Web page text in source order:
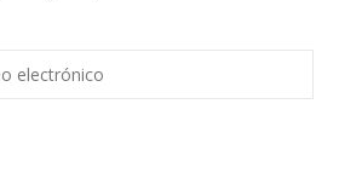
electrónico